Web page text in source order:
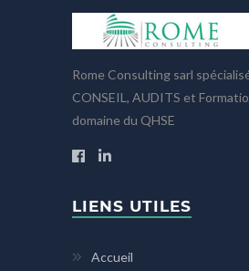
Rome Consulting sarl
CONSEIL, AUDITS et
domaine du QHSE
LIENS UTILES
Accueil